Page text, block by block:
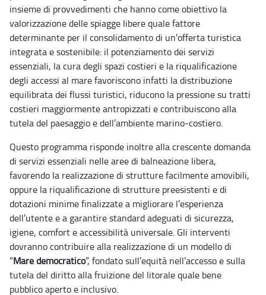
insieme di provvedimenti che hanno come obiettivo la
valorizzazione delle spiagge libere quale fattore
determinante per il consolidamento di un’offerta turistica
integrata e sostenibile: il potenziamento dei servizi
essenziali, la cura degli spazi costieri e la riqualificazione
degli accessi al mare favoriscono infatti la distribuzione
equilibrata dei flussi turistici, riducono la pressione su tratti
costieri maggiormente antropizzati e contribuiscono alla
tutela del paesaggio e dell’ambiente marino-costiero.
Questo programma risponde inoltre alla crescente domanda
di servizi essenziali nelle aree di balneazione libera,
favorendo la realizzazione di strutture facilmente amovibili,
oppure la riqualificazione di strutture preesistenti e di
dotazioni minime finalizzate a migliorare l’esperienza
dell’utente e a garantire standard adeguati di sicurezza,
igiene, comfort e accessibilità universale. Gli interventi
dovranno contribuire alla realizzazione di un modello di
“Mare democratico”, fondato sull’equità nell’accesso e sulla
tutela del diritto alla fruizione del litorale quale bene
pubblico aperto e inclusivo.